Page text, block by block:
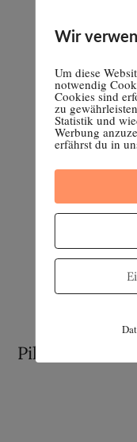
Pille absetzen
Wir
Um diese
notwendig
Cookies sind
zu
Statistik und
Werbung
erfährst du in